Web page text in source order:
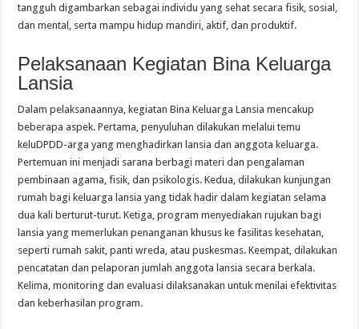
tangguh digambarkan sebagai individu yang sehat secara fisik, sosial,
dan mental, serta mampu hidup mandiri, aktif, dan produktif.
Pelaksanaan Kegiatan Bina Keluarga
Lansia
Dalam pelaksanaannya, kegiatan Bina Keluarga Lansia mencakup
beberapa aspek. Pertama, penyuluhan dilakukan melalui temu
keluDPDD-arga yang menghadirkan lansia dan anggota keluarga.
Pertemuan ini menjadi sarana berbagi materi dan pengalaman
pembinaan agama, fisik, dan psikologis. Kedua, dilakukan kunjungan
rumah bagi keluarga lansia yang tidak hadir dalam kegiatan selama
dua kali berturut-turut. Ketiga, program menyediakan rujukan bagi
lansia yang memerlukan penanganan khusus ke fasilitas kesehatan,
seperti rumah sakit, panti wreda, atau puskesmas. Keempat, dilakukan
pencatatan dan pelaporan jumlah anggota lansia secara berkala.
Kelima, monitoring dan evaluasi dilaksanakan untuk menilai efektivitas
dan keberhasilan program.